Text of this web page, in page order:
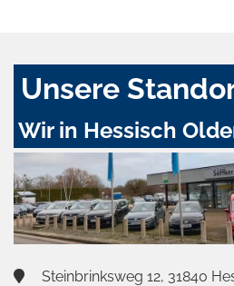
Unsere
Wir in Hessisch
Steinbrinksweg 12, 31840